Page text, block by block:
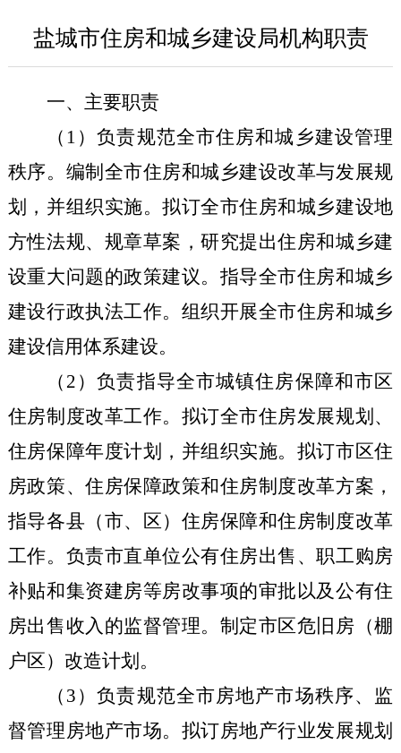
盐城市住房和城乡建设局机构职责
一、主要职责
（ 1 ）负责规范全市住房和城乡建设管理
秩序。编制全市住房和城乡建设改革与发展规
划，并组织实施。拟订全市住房和城乡建设地
方性法规、规章草案，研究提出住房和城乡建
设重大问题的政策建议。指导全市住房和城乡
建设行政执法工作。组织开展全市住房和城乡
建设信用体系建设。
（ 2 ）负责指导全市城镇住房保障和市区
住房制度改革工作。拟订全市住房发展规划、
住房保障年度计划，并组织实施。拟订市区住
房政策、住房保障政策和住房制度改革方案，
指导各县（市、区）住房保障和住房制度改革
工作。负责市直单位公有住房出售、职工购房
补贴和集资建房等房改事项的审批以及公有住
房出售收入的监督管理。制定市区危旧房（棚
户区）改造计划。
（ 3 ）负责规范全市房地产市场秩序、监
督管理房地产市场。拟订房地产行业发展规划